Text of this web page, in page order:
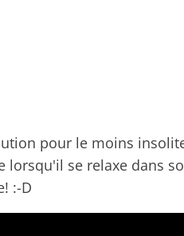
pour le moins
lorsqu'il se relaxe dans
:-D